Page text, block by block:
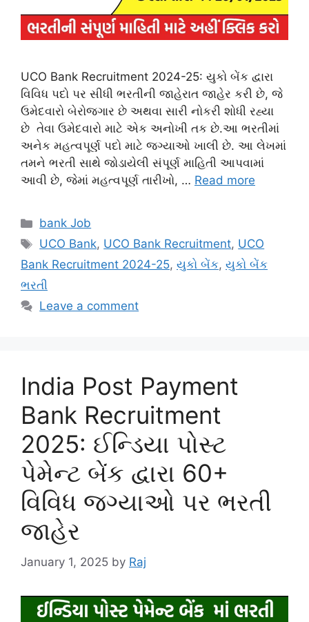
UCO Bank Recruitment 2024-25: યુકો બેંક દ્વારા
વિવિધ પદો પર સીધી ભરતીની જાહેરાત જાહેર કરી છે, જે
ઉમેદવારો બેરોજગાર છે અથવા સારી નોકરી શોધી રહ્યા
છે તેવા ઉમેદવારો માટે એક અનોખી તક છે.આ ભરતીમાં
અનેક મહત્વપૂર્ણ પદો માટે જગ્યાઓ ખાલી છે. આ લેખમાં
તમને ભરતી સાથે જોડાયેલી સંપૂર્ણ માહિતી આપવામાં
આવી છે, જેમાં મહત્વપૂર્ણ તારીખો, … Read more
Categories
bank Job
Tags
UCO Bank, UCO Bank Recruitment, UCO
Bank Recruitment 2024-25, યુકો બેંક, યુકો બેંક
ભરતી
Leave a comment
India Post Payment
Bank Recruitment
2025: ઈન્ડિયા પોસ્ટ
પેમેન્ટ બેંક દ્વારા 60+
વિવિધ જગ્યાઓ પર ભરતી
જાહેર
January 1, 2025 by Raj